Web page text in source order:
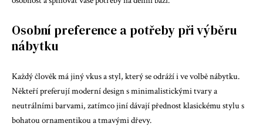
Osobní preference a potřeby při výběru
nábytku
Každý člověk má jiný vkus a styl, který se odráží i ve volbě nábytku.
Někteří preferují moderní design s minimalistickými tvary a
neutrálními barvami, zatímco jiní dávají přednost klasickému stylu s
bohatou ornamentikou a tmavými dřevy.